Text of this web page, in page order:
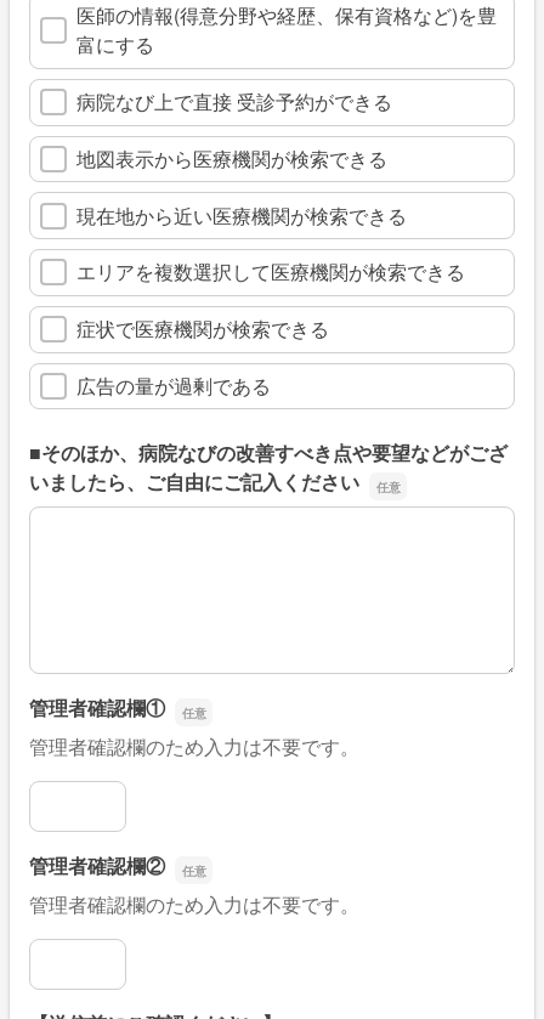
医師の情報(得意分野や経歴、保有資格など)を豊
富にする
病院なび上で直接 受診予約ができる
地図表示から医療機関が検索できる
現在地から近い医療機関が検索できる
エリアを複数選択して医療機関が検索できる
症状で医療機関が検索できる
広告の量が過剰である
■そのほか、病院なびの改善すべき点や要望などがござ
いましたら、ご自由にご記入ください
■そのほか、病院なびの改善すべき点や要望などがござい
管理者確認欄①
管理者確認欄のため入力は不要です。
管理者確認欄①
管理者確認欄②
管理者確認欄のため入力は不要です。
管理者確認欄②